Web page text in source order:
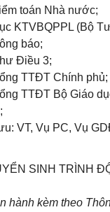
toán Nhà nước;
KTVBQPPL (Bộ
báo;
Điều 3;
TTĐT Chính phủ;
TTĐT Bộ Giáo
VT, Vụ PC, Vụ
SINH TRÌNH
hành kèm theo